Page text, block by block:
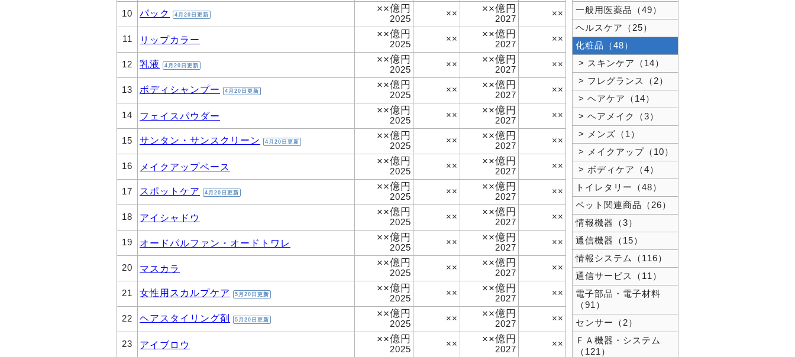
10 パック 4月20日更新
××億円
2025
×× ××億円
2027
××
11 リップカラー ××億円
2025
×× ××億円
2027
××
12 乳液 4月20日更新
××億円
2025
×× ××億円
2027
××
13 ボディシャンプー 4月20日更新
××億円
2025
×× ××億円
2027
××
14 フェイスパウダー ××億円
2025
×× ××億円
2027
××
15 サンタン・サンスクリーン 4月20日更新
××億円
2025
×× ××億円
2027
××
16 メイクアップベース ××億円
2025
×× ××億円
2027
××
17 スポットケア 4月20日更新
××億円
2025
×× ××億円
2027
××
18 アイシャドウ ××億円
2025
×× ××億円
2027
××
19 オードパルファン・オードトワレ ××億円
2025
×× ××億円
2027
××
20 マスカラ ××億円
2025
×× ××億円
2027
××
21 女性用スカルプケア 5月20日更新
××億円
2025
×× ××億円
2027
××
22 ヘアスタイリング剤 5月20日更新
××億円
2025
×× ××億円
2027
××
23 アイブロウ ××億円
2025
×× ××億円
2027
××
一般用医薬品（49）
ヘルスケア（25）
化粧品（48）
> スキンケア（14）
> フレグランス（2）
> ヘアケア（14）
> ヘアメイク（3）
> メンズ（1）
> メイクアップ（10）
> ボディケア（4）
トイレタリー（48）
ペット関連商品（26）
情報機器（3）
通信機器（15）
情報システム（116）
通信サービス（11）
電子部品・電子材料
（91）
センサー（2）
ＦＡ機器・システム
（121）